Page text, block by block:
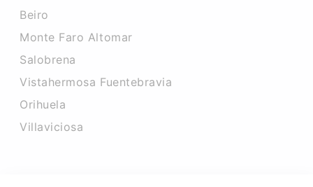
Beiro
Monte Faro Altomar
Salobrena
Vistahermosa Fuentebravia
Orihuela
Villaviciosa